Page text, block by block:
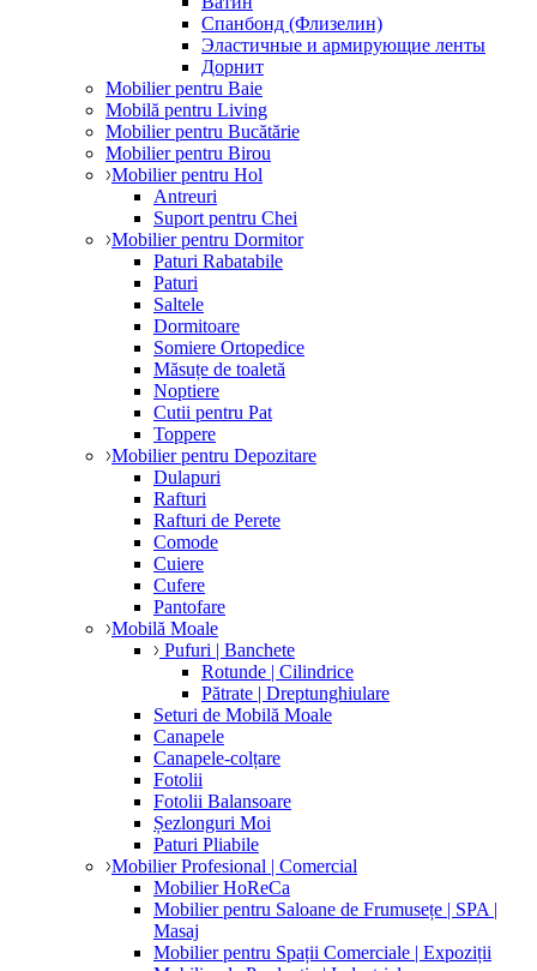
Спанбонд (Флизелин)
Эластичные и армирующие ленты
Дорнит
Mobilier pentru Baie
Mobilă pentru Living
Mobilier pentru Bucătărie
Mobilier pentru Birou
Mobilier pentru Hol
Antreuri
Suport pentru Chei
Mobilier pentru Dormitor
Paturi Rabatabile
Paturi
Saltele
Dormitoare
Somiere Ortopedice
Măsuțe de toaletă
Noptiere
Cutii pentru Pat
Toppere
Mobilier pentru Depozitare
Dulapuri
Rafturi
Rafturi de Perete
Comode
Cuiere
Cufere
Pantofare
Mobilă Moale
Pufuri | Banchete
Rotunde | Cilindrice
Pătrate | Dreptunghiulare
Seturi de Mobilă Moale
Canapele
Canapele-colțare
Fotolii
Fotolii Balansoare
Șezlonguri Moi
Paturi Pliabile
Mobilier Profesional | Comercial
Mobilier HoReCa
Mobilier pentru Saloane de Frumusețe | SPA |
Masaj
Mobilier pentru Spații Comerciale | Expoziții